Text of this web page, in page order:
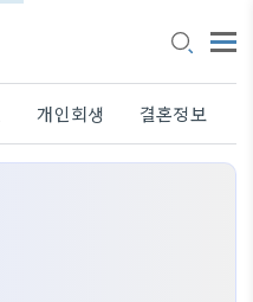
개인회생 결혼정보